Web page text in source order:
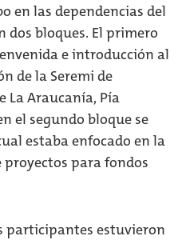
en las dependencias del
dos bloques. El primero
e introducción al
de la Seremi de
La Araucanía, Pía
el segundo bloque se
estaba enfocado en la
para fondos
participantes estuvieron